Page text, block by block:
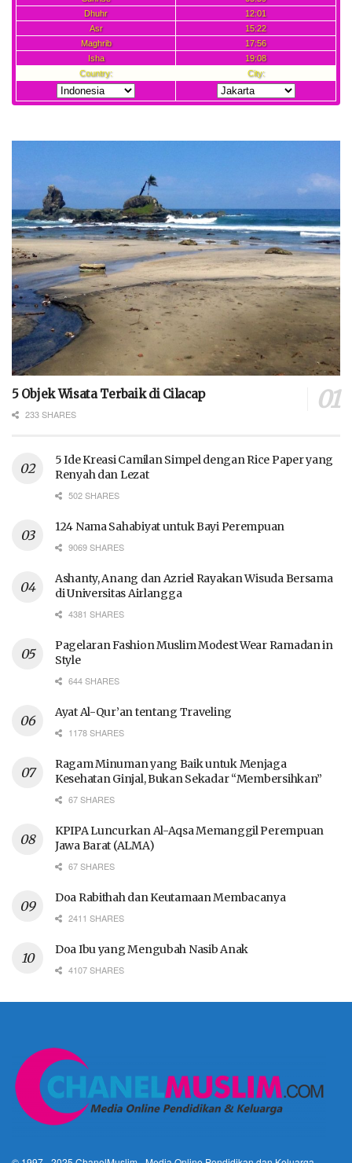
5 Objek Wisata Terbaik di Cilacap
233 SHARES
5 Ide Kreasi Camilan Simpel dengan Rice Paper yang
Renyah dan Lezat
502 SHARES
124 Nama Sahabiyat untuk Bayi Perempuan
9069 SHARES
Ashanty, Anang dan Azriel Rayakan Wisuda Bersama
di Universitas Airlangga
4381 SHARES
Pagelaran Fashion Muslim Modest Wear Ramadan in
Style
644 SHARES
Ayat Al-Qur’an tentang Traveling
1178 SHARES
Ragam Minuman yang Baik untuk Menjaga
Kesehatan Ginjal, Bukan Sekadar “Membersihkan”
67 SHARES
KPIPA Luncurkan Al-Aqsa Memanggil Perempuan
Jawa Barat (ALMA)
67 SHARES
Doa Rabithah dan Keutamaan Membacanya
2411 SHARES
Doa Ibu yang Mengubah Nasib Anak
4107 SHARES